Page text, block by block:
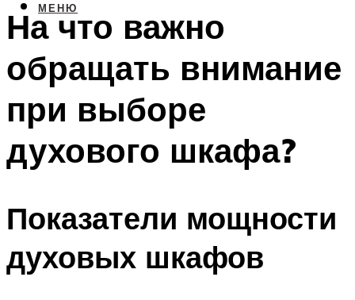
МЕНЮ
На что важно
обращать внимание
при выборе
духового шкафа?
Показатели мощности
духовых шкафов